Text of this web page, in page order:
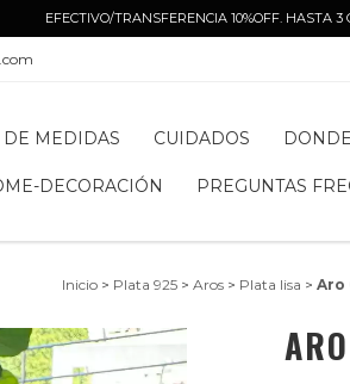
EFECTIVO/TRANSFERENCIA 10%OFF. HASTA 3
DE MEDIDAS CUIDADOS
DECORACIÓN PREGUNTAS
Inicio > Plata 925 > Aros > Plata lisa > Aro